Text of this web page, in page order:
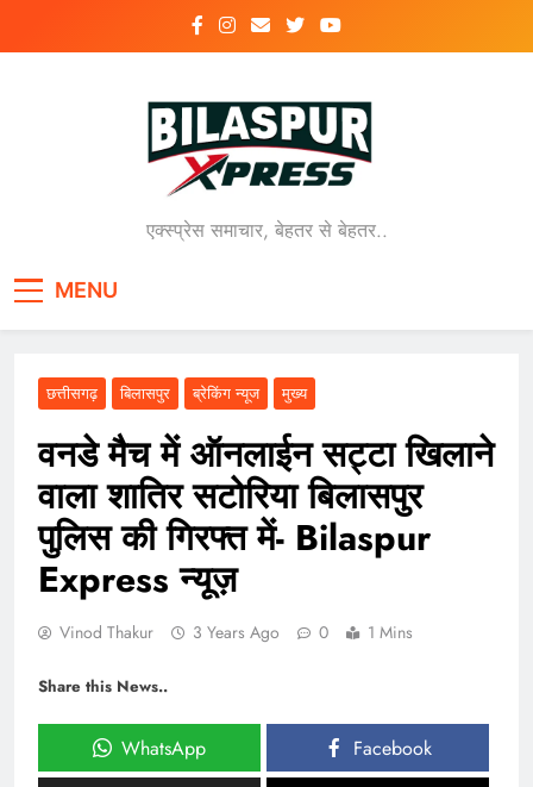
एक्स्प्रेस समाचार, बेहतर से बेहतर..
MENU
छत्तीसगढ़ बिलासपुर ब्रेकिंग न्यूज मुख्य
वनडे मैच में ऑनलाईन सट्टा खिलाने
वाला शातिर सटोरिया बिलासपुर
पुलिस की गिरफ्त में- Bilaspur
Express न्यूज़
Vinod Thakur 3 Years Ago 0 1 Mins
Share this News..
WhatsApp
Facebook